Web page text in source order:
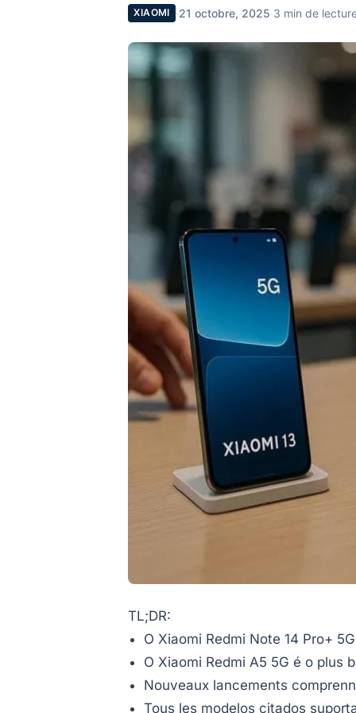
XIAOMI ·21 octobre, 2025·3 min de
TL;DR:
O Xiaomi Redmi Note 14 Pro+
O Xiaomi Redmi A5 5G é o plus
Nouveaux lancements
Tous les modelos citados